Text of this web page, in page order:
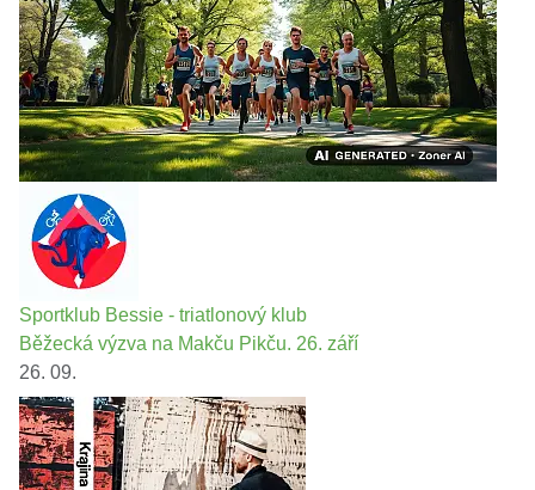
Sportklub Bessie - triatlonový klub
Běžecká výzva na Makču Pikču. 26. září
26. 09.